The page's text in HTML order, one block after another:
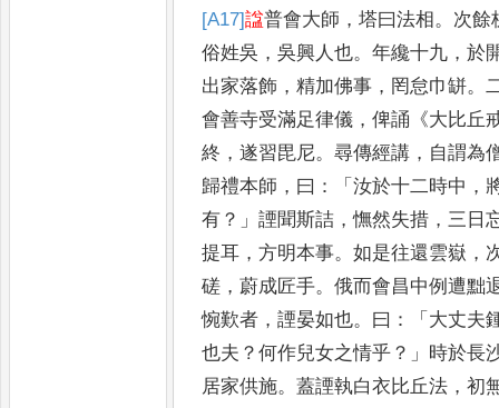
[A17]諡普會大師 ，塔曰法相。 次餘
俗姓吳 ，吳興人也。年纔十九 ，於
出家落飾 ，精加佛事 ， 罔怠巾缾。
會善寺受滿足律儀 ，俾誦 《大比丘
終 ，遂習毘尼。尋傳經講 ， 自謂為
歸禮本師 ， 曰 ：「汝於十二時中 ，
有 ？」諲聞斯詰 ，憮然失措 ，三日
提耳 ，方明本事。如是往還雲嶽 ，
磋 ，蔚成匠手。俄而會昌中例遭黜
惋歎者 ，諲晏如也。 曰 ：「 大丈夫
也夫 ？何作兒女之情乎 ？」 時於長
居家供施。蓋諲執白衣比丘法 ，初